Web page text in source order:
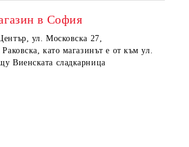
в София
ул. Московска 27,
като магазинът е от към ул.
Виенската сладкарница